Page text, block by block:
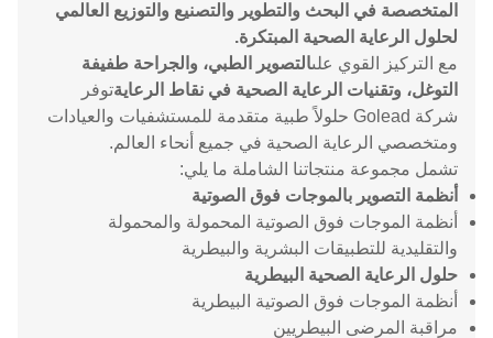
المتخصصة في البحث والتطوير والتصنيع والتوزيع العالمي
لحلول الرعاية الصحية المبتكرة.
مع التركيز القوي علىالتصوير الطبي، والجراحة طفيفة
التوغل، وتقنيات الرعاية الصحية في نقاط الرعايةتوفر
شركة Golead حلولاً طبية متقدمة للمستشفيات والعيادات
ومتخصصي الرعاية الصحية في جميع أنحاء العالم.
تشمل مجموعة منتجاتنا الشاملة ما يلي:
أنظمة التصوير بالموجات فوق الصوتية
أنظمة الموجات فوق الصوتية المحمولة والمحمولة
والتقليدية للتطبيقات البشرية والبيطرية
حلول الرعاية الصحية البيطرية
أنظمة الموجات فوق الصوتية البيطرية
مراقبة المرضى البيطريين